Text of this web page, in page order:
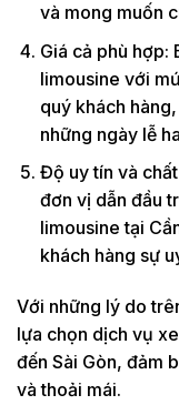
và mong muốn
Giá cả phù hợp:
limousine với
quý khách
những ngày lễ
Độ uy tín và
đơn vị dẫn đầu
limousine tại
khách hàng sự
Với những lý do
lựa chọn dịch vụ
đến Sài Gòn, đảm
và thoải mái.